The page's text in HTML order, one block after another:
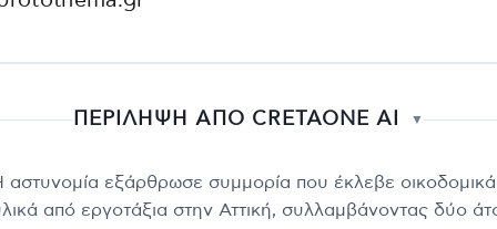
ΠΕΡΙΛΗΨΗ ΑΠΟ CRETAONE AI ▼
αστυνομία εξάρθρωσε συμμορία που έκλεβε οικοδομικά
από εργοτάξια στην Αττική, συλλαμβάνοντας δύο